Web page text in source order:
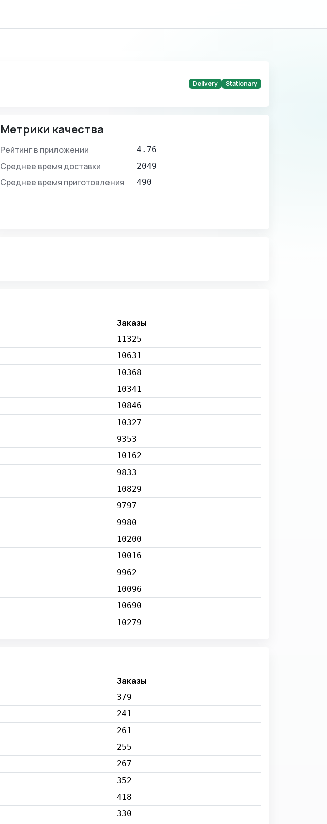
Delivery Stationary
Метрики качества
Рейтинг в приложении 4.76
Среднее время доставки 2049
Среднее время приготовления 490
Заказы
11325
10631
10368
10341
10846
10327
9353
10162
9833
10829
9797
9980
10200
10016
9962
10096
10690
10279
Заказы
379
241
261
255
267
352
418
330